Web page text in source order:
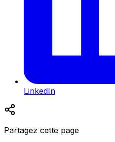
LinkedIn
Partagez cette page